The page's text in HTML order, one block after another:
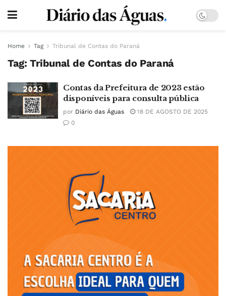
Home Tag Tribunal de Contas do Paraná
Tag: Tribunal de Contas do Paraná
Contas da Prefeitura de 2023 estão
disponíveis para consulta pública
por Diário das Águas
18 DE AGOSTO DE 2025
0